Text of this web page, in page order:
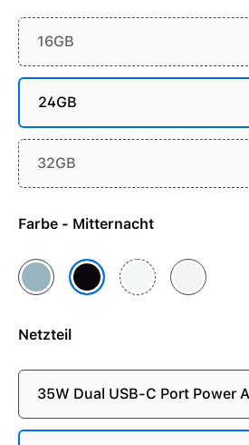
16GB
24GB
32GB
Farbe - Mitternacht
HimmelblauMitternachtPolarsternSilber
Netzteil
35W Dual USB-C Port Power